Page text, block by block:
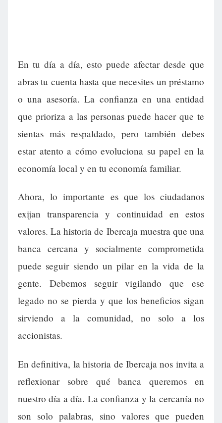
En tu día a día, esto puede afectar desde que
abras tu cuenta hasta que necesites un préstamo
o una asesoría. La confianza en una entidad
que prioriza a las personas puede hacer que te
sientas más respaldado, pero también debes
estar atento a cómo evoluciona su papel en la
economía local y en tu economía familiar.
Ahora, lo importante es que los ciudadanos
exijan transparencia y continuidad en estos
valores. La historia de Ibercaja muestra que una
banca cercana y socialmente comprometida
puede seguir siendo un pilar en la vida de la
gente. Debemos seguir vigilando que ese
legado no se pierda y que los beneficios sigan
sirviendo a la comunidad, no solo a los
accionistas.
En definitiva, la historia de Ibercaja nos invita a
reflexionar sobre qué banca queremos en
nuestro día a día. La confianza y la cercanía no
son solo palabras, sino valores que pueden